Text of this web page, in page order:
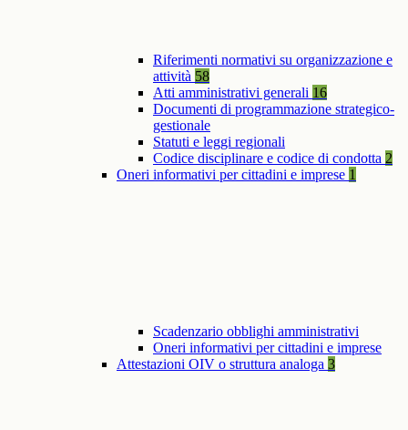
Riferimenti normativi su organizzazione e
attività 58
Atti amministrativi generali 16
Documenti di programmazione strategico-
gestionale
Statuti e leggi regionali
Codice disciplinare e codice di condotta 2
Oneri informativi per cittadini e imprese 1
Scadenzario obblighi amministrativi
Oneri informativi per cittadini e imprese
Attestazioni OIV o struttura analoga 3